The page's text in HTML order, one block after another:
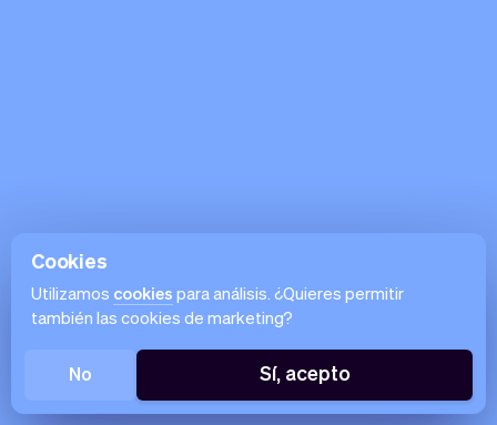
Cookies
Utilizamos cookies para análisis. ¿Quieres permitir
también las cookies de marketing?
No Sí, acepto